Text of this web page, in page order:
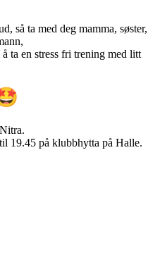
så ta med deg mamma, søster,
ta en stress fri trening med litt
19.45 på klubbhytta på Halle.